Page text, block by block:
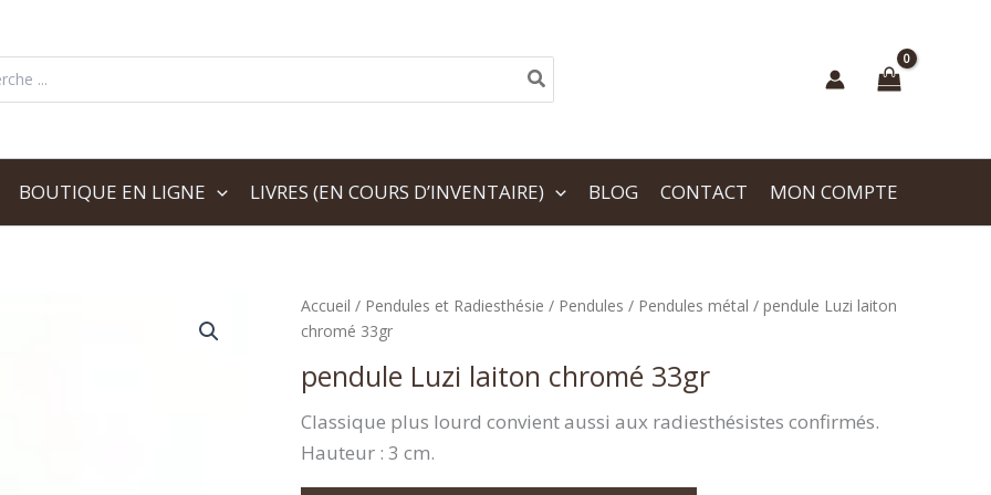
BOUTIQUE EN LIGNE LIVRES (EN COURS D’INVENTAIRE) BLOG CONTACT MON COMPTE
Accueil / Pendules et Radiesthésie / Pendules / Pendules métal / pendule Luzi laiton
chromé 33gr
pendule Luzi laiton chromé 33gr
Classique plus lourd convient aussi aux radiesthésistes confirmés.
Hauteur : 3 cm.